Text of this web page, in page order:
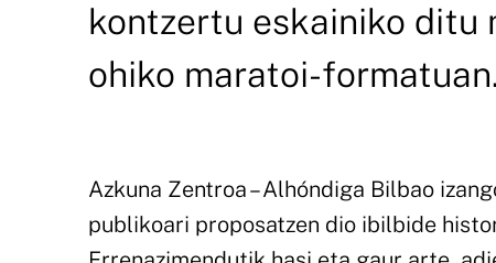
kontzertu eskainiko ditu
ohiko maratoi-formatuan.
Azkuna Zentroa – Alhóndiga Bilbao
publikoari proposatzen dio ibilbide